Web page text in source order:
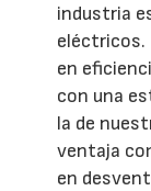
industria
eléctricos.
en
con una
la de
ventaja
en